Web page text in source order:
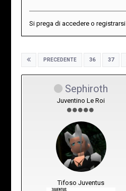
Si prega di accedere o registrarsi
PRECEDENTE 36 37
Sephiroth
Juventino Le Roi
Tifoso Juventus